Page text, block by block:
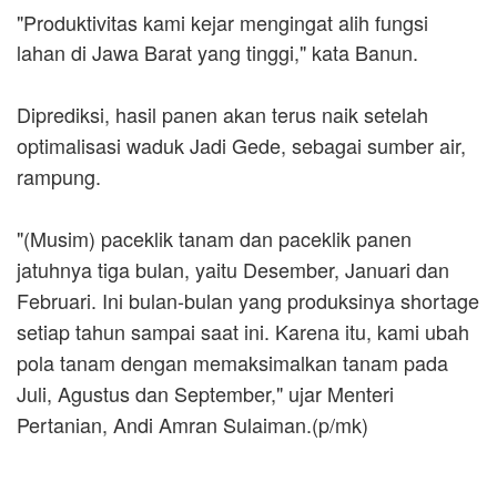
"Produktivitas kami kejar mengingat alih fungsi
lahan di Jawa Barat yang tinggi," kata Banun.
Diprediksi, hasil panen akan terus naik setelah
optimalisasi waduk Jadi Gede, sebagai sumber air,
rampung.
"(Musim) paceklik tanam dan paceklik panen
jatuhnya tiga bulan, yaitu Desember, Januari dan
Februari. Ini bulan-bulan yang produksinya shortage
setiap tahun sampai saat ini. Karena itu, kami ubah
pola tanam dengan memaksimalkan tanam pada
Juli, Agustus dan September," ujar Menteri
Pertanian, Andi Amran Sulaiman.(p/mk)